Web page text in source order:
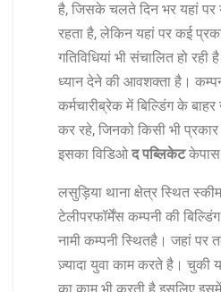
है, जिसके चलते दिन भर यहां पर
रहता है, लेकिन यहां पर कई
गतिविधियां भी संचालित हो रही है
ध्यान देने की आवशक्ता है।
कर्मचारीब्रेक में बिल्डिंग के बाहर
कर रहे, जिनको किसी भी प्रकार
इसका विडिओ द पब्लिकेट केपास
लसुड़िया थाना क्षेत्र स्थित स्कीम
टेलीपरफॉर्मेंस कम्पनी की बिल्डिंग
नामी कम्पनी स्थितहै। जहां पर
ज़्यादा युवा काम करते है। चुकी